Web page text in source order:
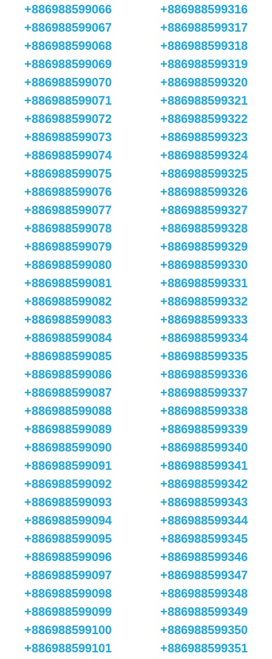
+886988599066
+886988599067
+886988599068
+886988599069
+886988599070
+886988599071
+886988599072
+886988599073
+886988599074
+886988599075
+886988599076
+886988599077
+886988599078
+886988599079
+886988599080
+886988599081
+886988599082
+886988599083
+886988599084
+886988599085
+886988599086
+886988599087
+886988599088
+886988599089
+886988599090
+886988599091
+886988599092
+886988599093
+886988599094
+886988599095
+886988599096
+886988599097
+886988599098
+886988599099
+886988599100
+886988599101
+886988599316
+886988599317
+886988599318
+886988599319
+886988599320
+886988599321
+886988599322
+886988599323
+886988599324
+886988599325
+886988599326
+886988599327
+886988599328
+886988599329
+886988599330
+886988599331
+886988599332
+886988599333
+886988599334
+886988599335
+886988599336
+886988599337
+886988599338
+886988599339
+886988599340
+886988599341
+886988599342
+886988599343
+886988599344
+886988599345
+886988599346
+886988599347
+886988599348
+886988599349
+886988599350
+886988599351